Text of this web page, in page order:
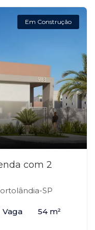
Em Construção
com 2
SP
Vaga 54 m²